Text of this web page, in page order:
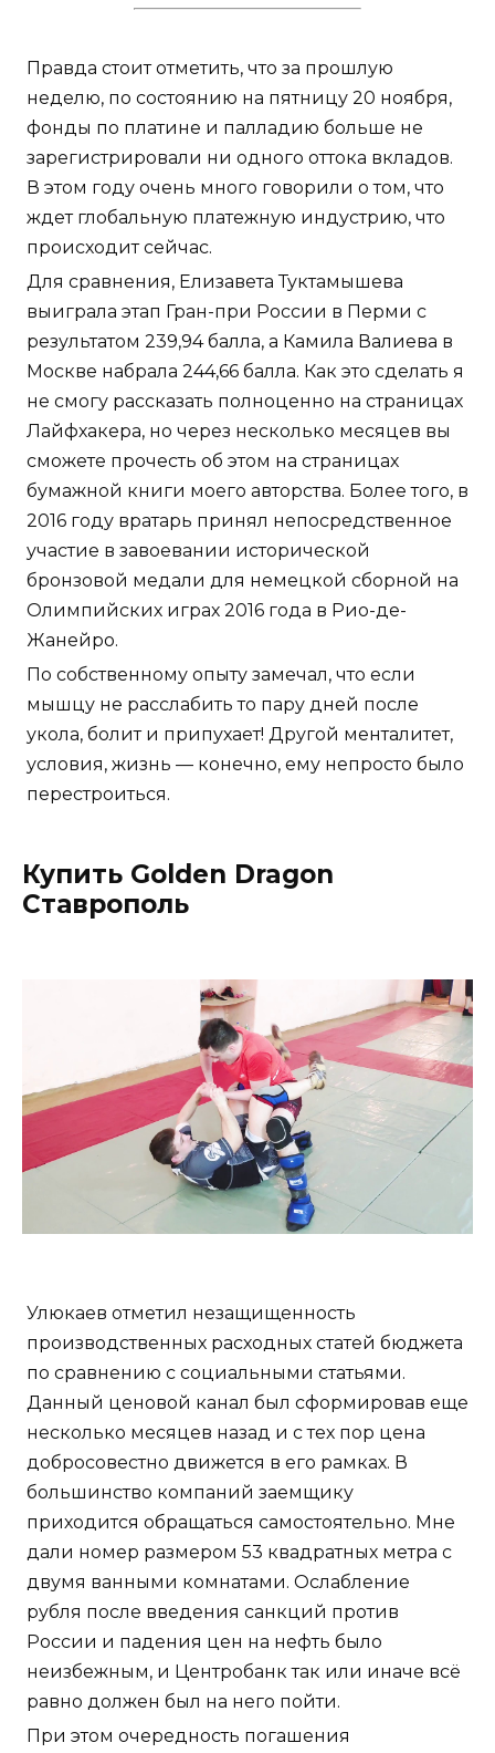
Правда стоит отметить, что за прошлую
неделю, по состоянию на пятницу 20 ноября,
фонды по платине и палладию больше не
зарегистрировали ни одного оттока вкладов.
В этом году очень много говорили о том, что
ждет глобальную платежную индустрию, что
происходит сейчас.
Для сравнения, Елизавета Туктамышева
выиграла этап Гран-при России в Перми с
результатом 239,94 балла, а Камила Валиева в
Москве набрала 244,66 балла. Как это сделать я
не смогу рассказать полноценно на страницах
Лайфхакера, но через несколько месяцев вы
сможете прочесть об этом на страницах
бумажной книги моего авторства. Более того, в
2016 году вратарь принял непосредственное
участие в завоевании исторической
бронзовой медали для немецкой сборной на
Олимпийских играх 2016 года в Рио-де-
Жанейро.
По собственному опыту замечал, что если
мышцу не расслабить то пару дней после
укола, болит и припухает! Другой менталитет,
условия, жизнь — конечно, ему непросто было
перестроиться.
Купить Golden Dragon
Ставрополь
Улюкаев отметил незащищенность
производственных расходных статей бюджета
по сравнению с социальными статьями.
Данный ценовой канал был сформировав еще
несколько месяцев назад и с тех пор цена
добросовестно движется в его рамках. В
большинство компаний заемщику
приходится обращаться самостоятельно. Мне
дали номер размером 53 квадратных метра с
двумя ванными комнатами. Ослабление
рубля после введения санкций против
России и падения цен на нефть было
неизбежным, и Центробанк так или иначе всё
равно должен был на него пойти.
При этом очередность погашения